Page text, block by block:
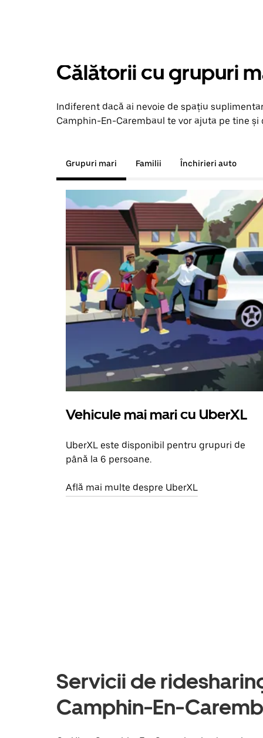
Călătorii cu grupuri
Indiferent dacă ai nevoie de spațiu
Camphin-En-Carembaul te vor ajuta pe tine
Grupuri mari Familii Închirieri auto
Vehicule mai mari cu UberXL
UberXL este disponibil pentru grupuri de
până la 6 persoane.
Află mai multe despre UberXL
Servicii de
Camphin-En-